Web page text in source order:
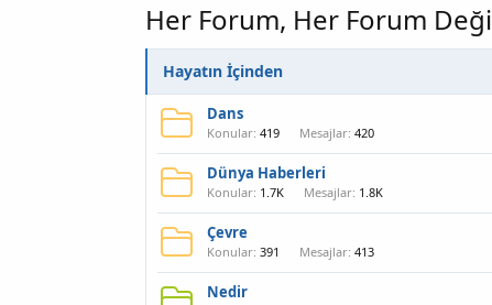
Her Forum, Her Forum
Hayatın İçinden
Dans
Konular 419 Mesajlar 420
Dünya Haberleri
Konular 1.7K Mesajlar 1.8K
Çevre
Konular 391 Mesajlar 413
Nedir